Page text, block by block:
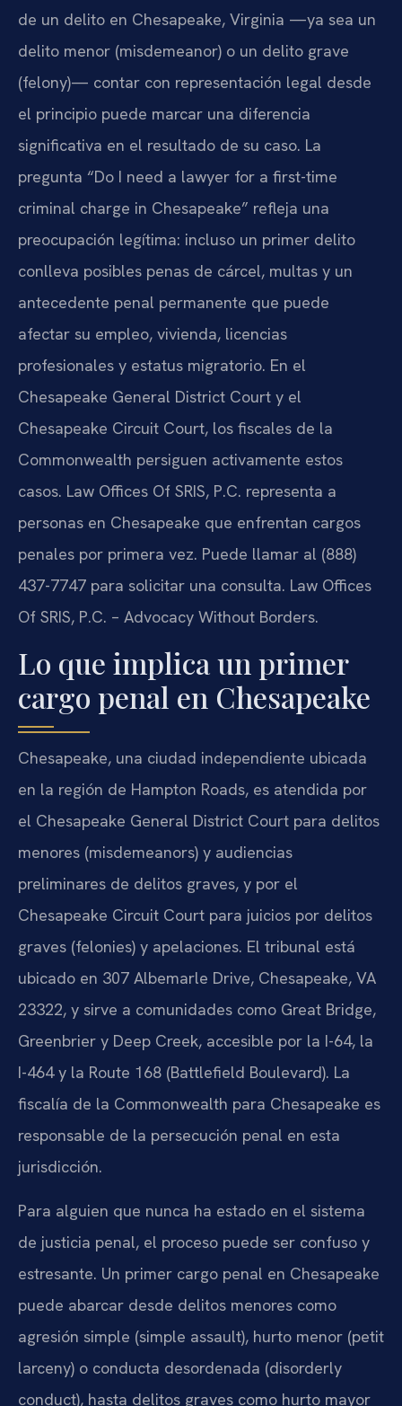
de un delito en Chesapeake, Virginia —ya sea un
delito menor (misdemeanor) o un delito grave
(felony)— contar con representación legal desde
el principio puede marcar una diferencia
significativa en el resultado de su caso. La
pregunta “Do I need a lawyer for a first-time
criminal charge in Chesapeake” refleja una
preocupación legítima: incluso un primer delito
conlleva posibles penas de cárcel, multas y un
antecedente penal permanente que puede
afectar su empleo, vivienda, licencias
profesionales y estatus migratorio. En el
Chesapeake General District Court y el
Chesapeake Circuit Court, los fiscales de la
Commonwealth persiguen activamente estos
casos. Law Offices Of SRIS, P.C. representa a
personas en Chesapeake que enfrentan cargos
penales por primera vez. Puede llamar al (888)
437-7747 para solicitar una consulta. Law Offices
Of SRIS, P.C. – Advocacy Without Borders.
Lo que implica un primer
cargo penal en Chesapeake
Chesapeake, una ciudad independiente ubicada
en la región de Hampton Roads, es atendida por
el Chesapeake General District Court para delitos
menores (misdemeanors) y audiencias
preliminares de delitos graves, y por el
Chesapeake Circuit Court para juicios por delitos
graves (felonies) y apelaciones. El tribunal está
ubicado en 307 Albemarle Drive, Chesapeake, VA
23322, y sirve a comunidades como Great Bridge,
Greenbrier y Deep Creek, accesible por la I-64, la
I-464 y la Route 168 (Battlefield Boulevard). La
fiscalía de la Commonwealth para Chesapeake es
responsable de la persecución penal en esta
jurisdicción.
Para alguien que nunca ha estado en el sistema
de justicia penal, el proceso puede ser confuso y
estresante. Un primer cargo penal en Chesapeake
puede abarcar desde delitos menores como
agresión simple (simple assault), hurto menor (petit
larceny) o conducta desordenada (disorderly
conduct), hasta delitos graves como hurto mayor